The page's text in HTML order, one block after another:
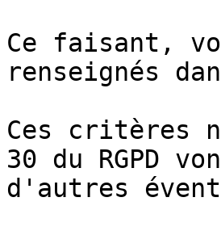
Ce faisant,
renseignés
Ces critères
30 du RGPD
d'autres